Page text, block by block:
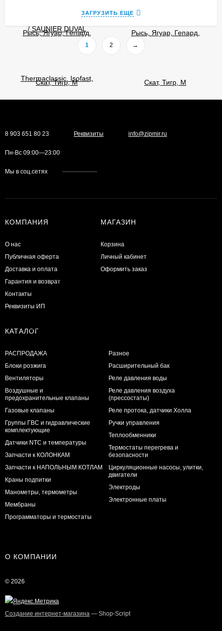
ЗАГРУЗИТЬ ЕЩЕ
1 2 →
8 903 651 80 23 Реквизиты info@zipmir.ru
Пн-Вс 09:00—23:00
Мы в соц.сетях
КОМПАНИЯ
О нас
Публичная оферта
Доставка и оплата
Гарантия и возврат
Контакты
Реквизиты ИП
МАГАЗИН
Корзина
Личный кабинет
Оформить заказ
КАТАЛОГ
РАСПРОДАЖА
Блоки розжига
Вентиляторы
Воздушные и
предохранительные клапаны
Газовые клапаны
Группы ГВС и гидравлические
комплектующие
Датчики NTC и температуры
Запчасти к КОЛОНКАМ
Запчасти к НАПОЛЬНЫМ КОТЛАМ
Краны подпитки
Манометры, термометры
Мембраны
Программаторы и термостаты
Разное
Расширительный бак
Реле давления воды
Реле давления воздуха
(прессостаты)
Реле протока, датчики Холла
Ручки управления
Теплообменники
Термостаты перегрева и
безопасности
Циркуляционные насосы, улитки,
двигатели
Электроды
Электронные платы
О КОМПАНИИ
© 2026
Создание интернет-магазина — Shop-Script